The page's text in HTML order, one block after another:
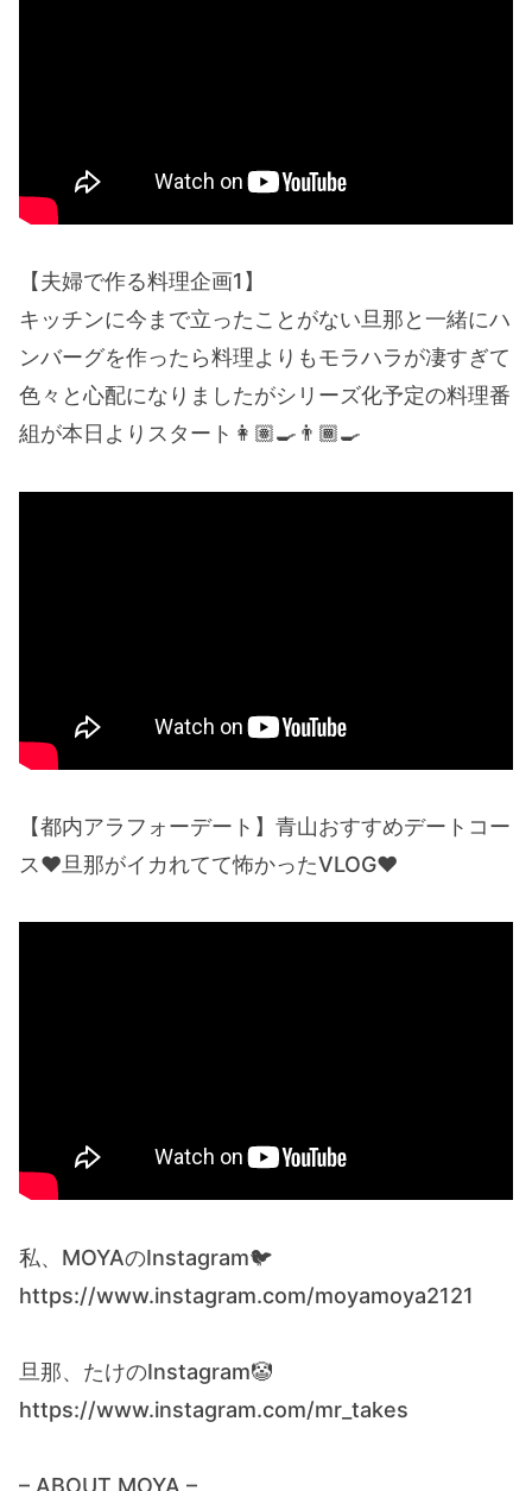
【夫婦で作る料理企画1】
キッチンに今まで立ったことがない旦那と一緒にハ
ンバーグを作ったら料理よりもモラハラが凄すぎて
色々と心配になりましたがシリーズ化予定の料理番
組が本日よりスタート👩🏽‍🍳👨🏾‍🍳
【都内アラフォーデート】青山おすすめデートコー
ス❤️旦那がイカれてて怖かったVLOG❤️
私、MOYAのInstagram🐦
https://www.instagram.com/moyamoya2121
旦那、たけのInstagram🤡
https://www.instagram.com/mr_takes